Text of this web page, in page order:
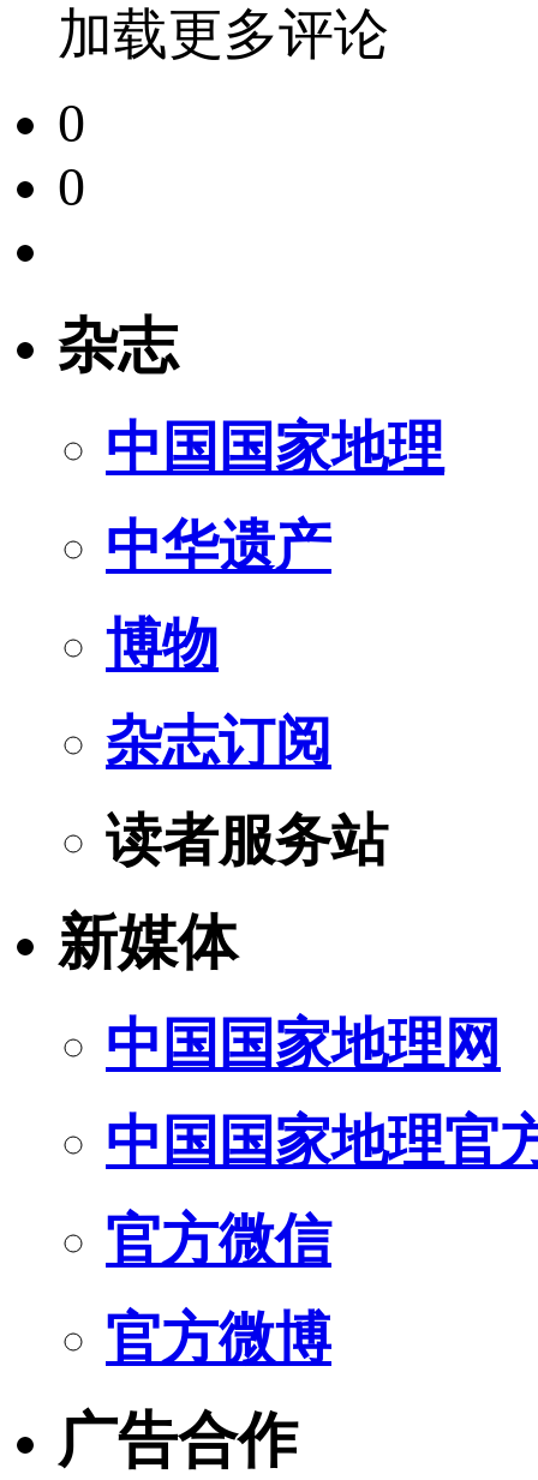
加载更多评论
0
0
杂志
中国国家地理
中华遗产
博物
杂志订阅
读者服务站
新媒体
中国国家地理网
中国国家地理官
官方微信
官方微博
广告合作